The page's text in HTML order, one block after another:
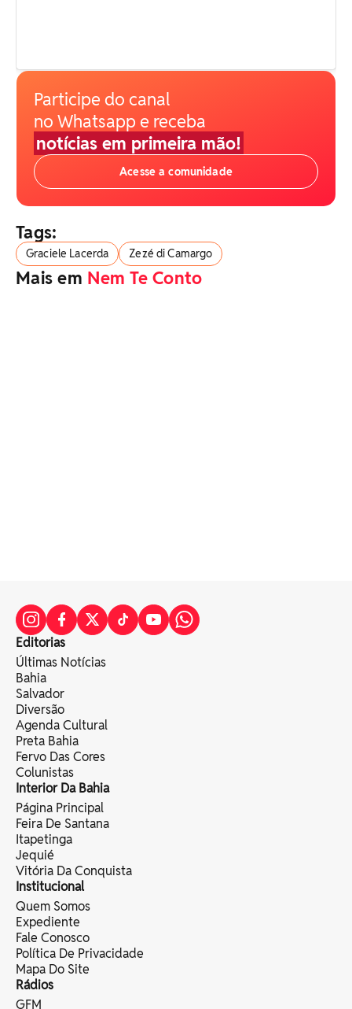
Participe do canal
no Whatsapp e receba
notícias em primeira mão!
Acesse a comunidade
Tags:
Graciele Lacerda Zezé di Camargo
Mais em Nem Te Conto
Editorias
Últimas Notícias
Bahia
Salvador
Diversão
Agenda Cultural
Preta Bahia
Fervo Das Cores
Colunistas
Interior Da Bahia
Página Principal
Feira De Santana
Itapetinga
Jequié
Vitória Da Conquista
Institucional
Quem Somos
Expediente
Fale Conosco
Política De Privacidade
Mapa Do Site
Rádios
GFM